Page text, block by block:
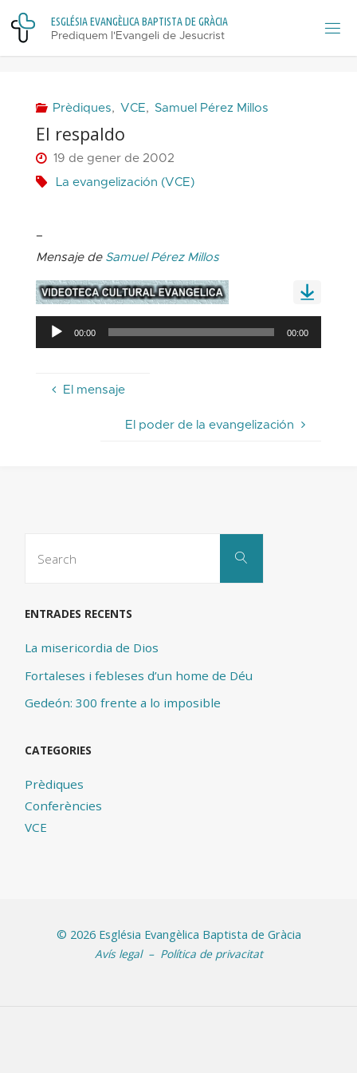
Skip
content
ESGLÉSIAEVANGÈLICABAPTISTADE GRÀCIA
Prediquem l'Evangeli de Jesucrist
Prèdiques, VCE, Samuel Pérez Millos
El respaldo
19 de gener de 2002
La evangelización (VCE)
–
Mensaje de Samuel Pérez Millos
Reproductor
d'àudio
00:00 00:00
El mensaje
El poder de la evangelización
Search
ENTRADES RECENTS
La misericordia de Dios
Fortaleses i febleses d’un home de Déu
Gedeón: 300 frente a lo imposible
CATEGORIES
Prèdiques
Conferències
VCE
© 2026 Església Evangèlica Baptista de Gràcia
Avís legal– Política de privacitat